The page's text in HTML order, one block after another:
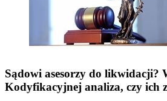
Sądowi asesorzy do likwidacji?
Kodyfikacyjnej analiza, czy ich